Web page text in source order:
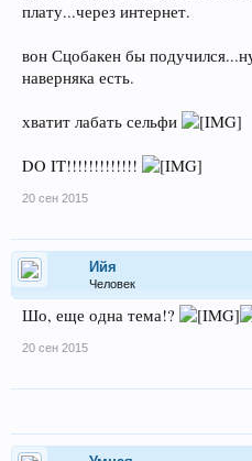
плату...через интернет.
вон Сцобакен бы
наверняка есть.
хватит лабать сельфи
DO IT!!!!!!!!!!!!!
20 сен 2015
Ийя
Человек
Шо, еще одна тема!?
20 сен 2015